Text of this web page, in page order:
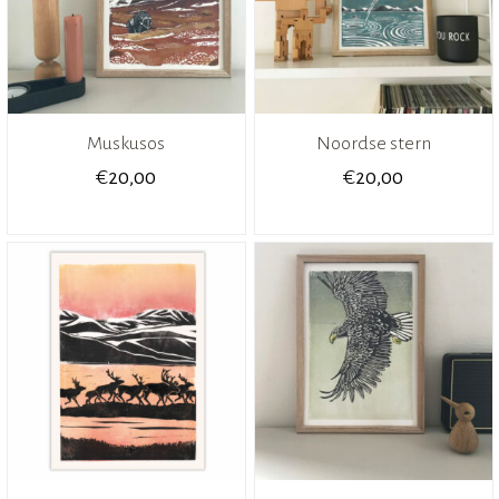
Muskusos
€20,00
Noordse stern
€20,00